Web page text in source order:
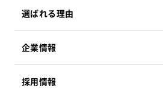
マネージドサービス
検証サービス
遠隔地支援ソリューション
選ばれる理由
企業情報
採用情報